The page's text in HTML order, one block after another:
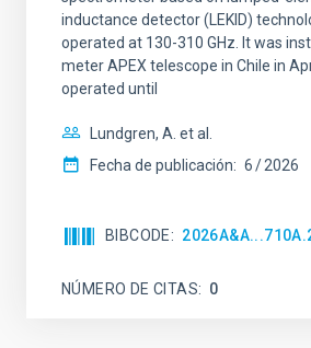
inductance detector (LEKID)
operated at 130-310 GHz. It was
meter APEX telescope in Chile in
operated until
Lundgren, A. et al.
Fecha de publicación: 6 2026
BIBCODE
NÚMERO DE CITAS 0